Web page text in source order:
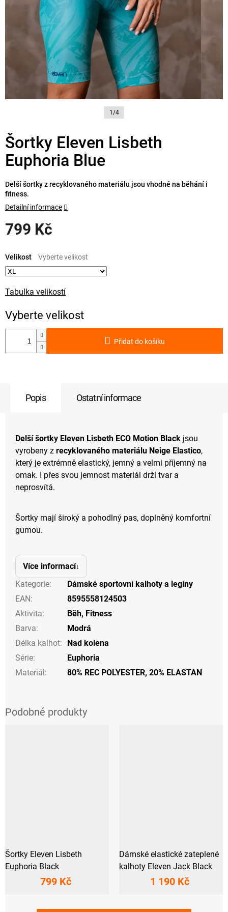
1/4
Šortky Eleven Lisbeth
Euphoria Blue
799 Kč
cena:
Tabulka velikostí
Velikost
Přidat do košíku
Delší šortky z recyklovaného materiálu jsou vhodné na běhání i
fitness.
Detailní informace
Popis Ostatní informace
Delší šortky Eleven Lisbeth ECO Motion Black jsou
vyrobeny z recyklovaného materiálu Neige Elastico,
který je extrémně elastický, jemný a velmi příjemný na
omak. I přes svou jemnost materiál drží tvar a
neprosvítá.
Šortky mají široký a pohodlný pas, doplněný komfortní
gumou.
Více informací
Kategorie:
Dámské sportovní kalhoty a legíny
EAN:
8595558124503
Aktivita: Běh, Fitness
Barva:
Modrá
Délka kalhot:
Nad kolena
Série:
Euphoria
Materiál: 80% REC POLYESTER, 20% ELASTAN
Šortky Eleven Lisbeth
Euphoria Black
799 Kč
Dámské elastické zateplené
kalhoty Eleven Jack Black
1 190 Kč